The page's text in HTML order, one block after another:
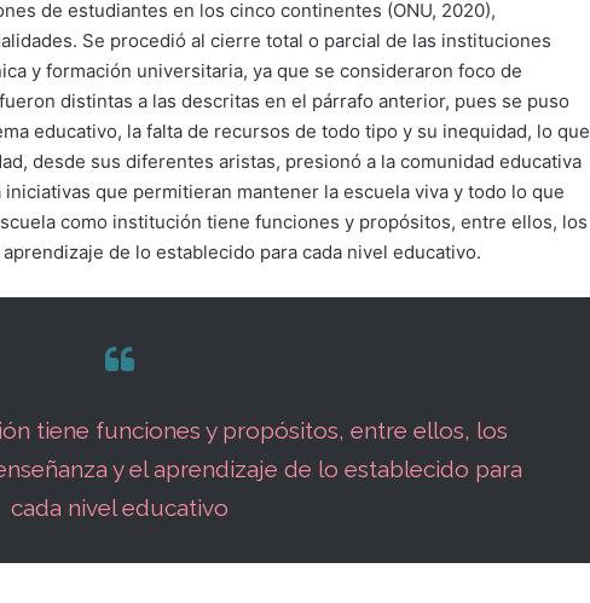
de estudiantes en los cinco continentes (ONU, 2020),
Se procedió al cierre total o parcial de las instituciones
y formación universitaria, ya que se consideraron foco de
distintas a las descritas en el párrafo anterior, pues se puso
educativo, la falta de recursos de todo tipo y su inequidad, lo que
desde sus diferentes aristas, presionó a la comunidad educativa
que permitieran mantener la escuela viva y todo lo que
como institución tiene funciones y propósitos, entre ellos, los
de lo establecido para cada nivel educativo.
tiene funciones y propósitos, entre ellos, los
y el aprendizaje de lo establecido para
cada nivel educativo